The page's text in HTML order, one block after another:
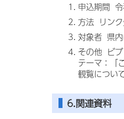
申込期間
方法 リン
対象者 県内
その他 ビ
テーマ：「
観覧につい
6.関連資料